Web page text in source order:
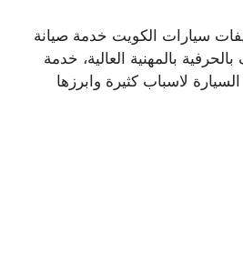
سيارات الكويت خدمة صيانة
بالمهنية العالية، خدمة
لاسباب كثيرة وابرزها